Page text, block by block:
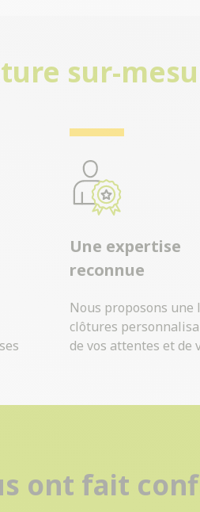
sur-
Une expertise
reconnue
Nous proposons une
clôtures
de vos attentes et de
ont fait